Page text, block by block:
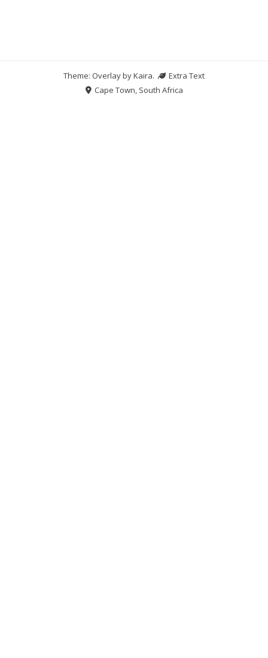
Theme: Overlay byKaira.
Extra Text
Cape Town, South Africa